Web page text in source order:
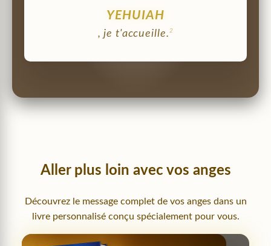
YEHUIAH
, je t'accueille. 2
Aller plus loin avec vos anges
Découvrez le message complet de vos anges dans un
livre personnalisé conçu spécialement pour vous.